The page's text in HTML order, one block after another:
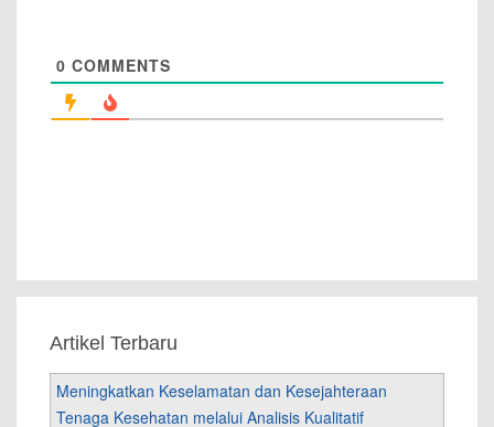
0 COMMENTS
Artikel Terbaru
Meningkatkan Keselamatan dan Kesejahteraan
Tenaga Kesehatan melalui Analisis Kualitatif